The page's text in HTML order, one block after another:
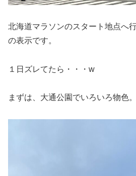
北海道マラソンのスタート地点へ
の表示です。
１日ズレてたら・・・w
まずは、大通公園でいろいろ物色。